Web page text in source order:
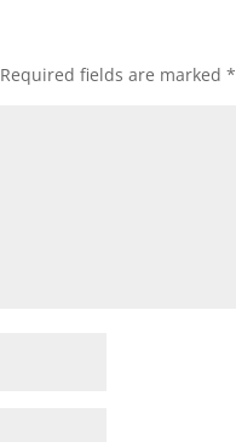
Required fields are marked*